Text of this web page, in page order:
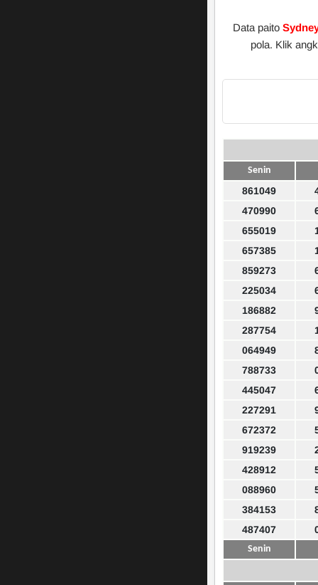
Data paito
pola. Klik
Senin
861049
470990
655019
657385
859273
225034
186882
287754
064949
788733
445047
227291
672372
919239
428912
088960
384153
487407
Senin